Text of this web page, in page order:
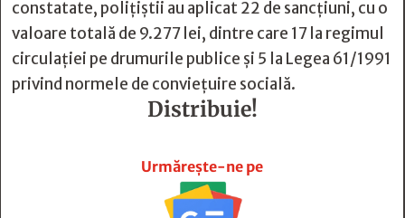
constatate, polițiștii au aplicat 22 de sancțiuni, cu o
valoare totală de 9.277 lei, dintre care 17 la regimul
circulației pe drumurile publice și 5 la Legea 61/1991
privind normele de conviețuire socială.
Distribuie!
Urmărește-ne pe